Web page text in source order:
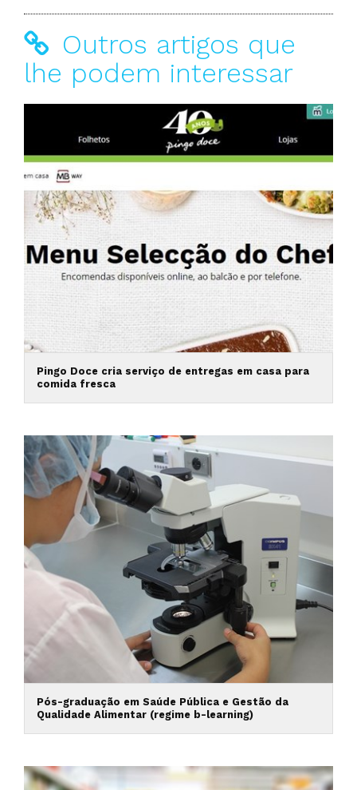
Outros artigos que
lhe podem interessar
Pingo Doce cria serviço de entregas em casa para
comida fresca
Pós-graduação em Saúde Pública e Gestão da
Qualidade Alimentar (regime b-learning)